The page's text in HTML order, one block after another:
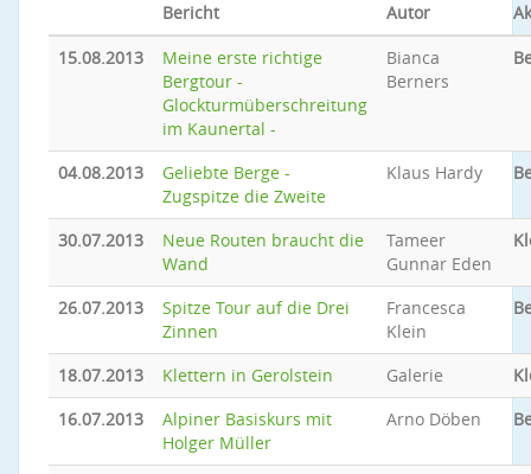
Bericht Autor
15.08.2013
Meine erste richtige
Bergtour -
Glockturmüberschreitung
im Kaunertal -
Bianca
Berners
04.08.2013
Geliebte Berge -
Zugspitze die Zweite
Klaus Hardy
30.07.2013
Neue Routen braucht die
Wand
Tameer
Gunnar Eden
26.07.2013
Spitze Tour auf die Drei
Zinnen
Francesca
Klein
18.07.2013 Klettern in Gerolstein Galerie
16.07.2013
Alpiner Basiskurs mit
Holger Müller
Arno Döben